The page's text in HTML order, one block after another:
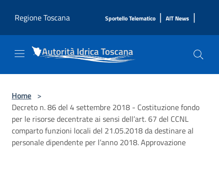
Regione Toscana
Sportello Telematico | AIT News |
Home >
Decreto n. 86 del 4 settembre 2018 - Costituzione fondo
per le risorse decentrate ai sensi dell’art. 67 del CCNL
comparto funzioni locali del 21.05.2018 da destinare al
personale dipendente per l’anno 2018. Approvazione